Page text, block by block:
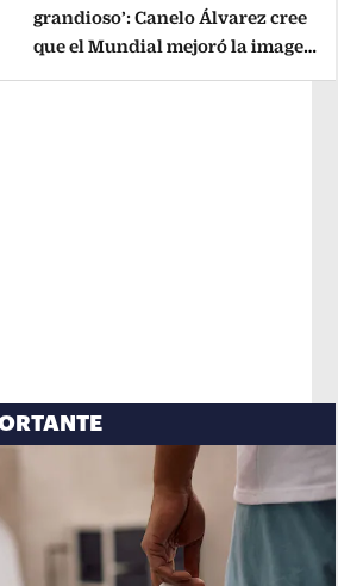
grandioso’: Canelo Álvarez cree
que el Mundial mejoró la imagen